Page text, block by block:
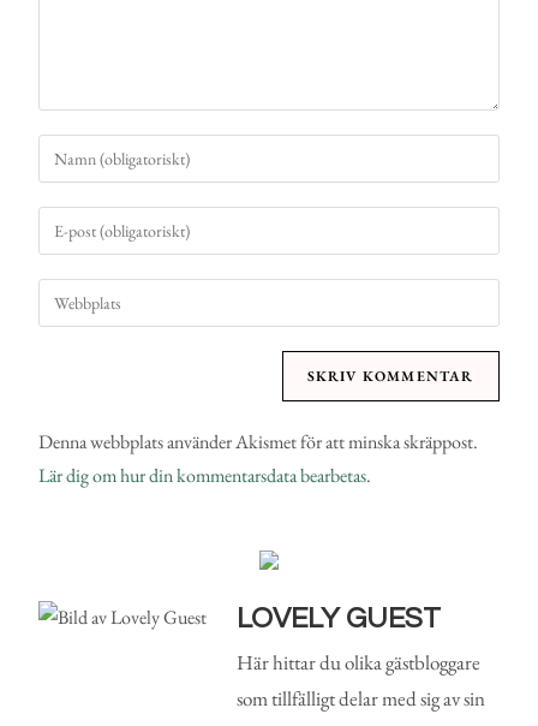
Denna webbplats använder Akismet för att minska skräppost.
Lär dig om hur din kommentarsdata bearbetas.
LOVELY GUEST
Här hittar du olika gästbloggare
som tillfälligt delar med sig av sin